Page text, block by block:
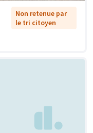
Non retenue par
le tri citoyen